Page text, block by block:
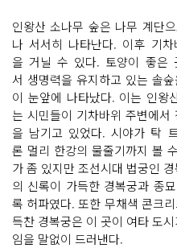
인왕산 소나무 숲은 나무 계단
나 서서히 나타난다. 이후 기
을 거닐 수 있다. 토양이 좋은
서 생명력을 유지하고 있는 솔
이 눈앞에 나타났다. 이는 인왕
는 시민들이 기차바위 주변에
을 남기고 있었다. 시야가 탁
론 멀리 한강의 물줄기까지 볼
가 좀 있지만 조선시대 법궁인
의 신록이 가득한 경복궁과 종
록 허파였다. 또한 무채색 콘크
득찬 경복궁은 이 곳이 여타 도
임을 말없이 드러낸다.